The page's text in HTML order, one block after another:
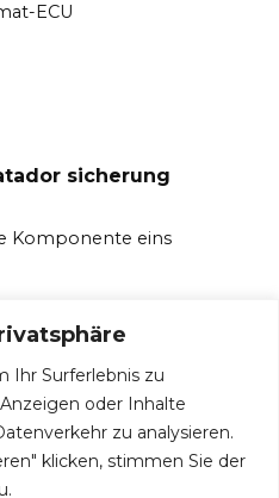
Ihr Surferlebnis zu
oder Inhalte
zu analysieren.
klicken, stimmen Sie der
ECU
sicherung
Komponente eins